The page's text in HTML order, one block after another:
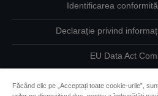
Identificarea
Declarație privind
EU Data Act
Contactaţi-ne în legătură cu
Făcând clic pe „Acceptați toate cookie-urile”,